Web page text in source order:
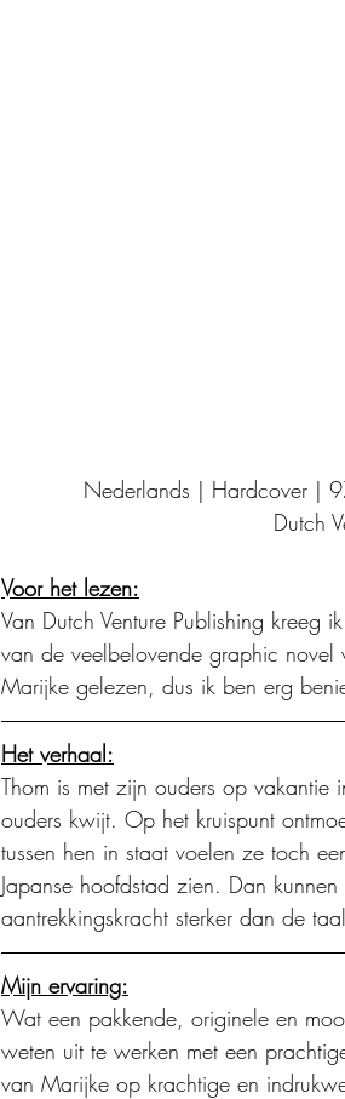
Nederlands | Hardcover
Dutch
Voor het lezen:
Van Dutch Venture Publishing kreeg
van de veelbelovende graphic novel
Marijke gelezen, dus ik ben erg
Het verhaal:
Thom is met zijn ouders op vakantie
ouders kwijt. Op het kruispunt
tussen hen in staat voelen ze toch
Japanse hoofdstad zien. Dan
aantrekkingskracht sterker dan de
Mijn ervaring:
Wat een pakkende, originele en
weten uit te werken met een
van Marijke op krachtige en